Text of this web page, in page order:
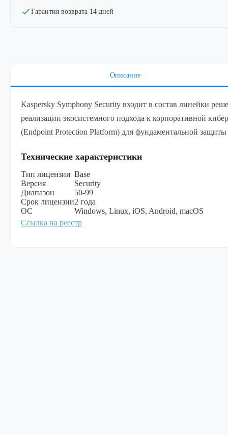
Гарантия возврата 14 дней
Описание
Kaspersky Symphony Security входит в состав линейки
реализации экосистемного подхода к корпоративной
(Endpoint Protection Platform) для фундаментальной
Технические характеристики
Тип лицензии Base
Версия
Security
Диапазон
50-99
Срок лицензии2 года
ОС
Windows, Linux, iOS, Android, macOS
Ссылка на реестр